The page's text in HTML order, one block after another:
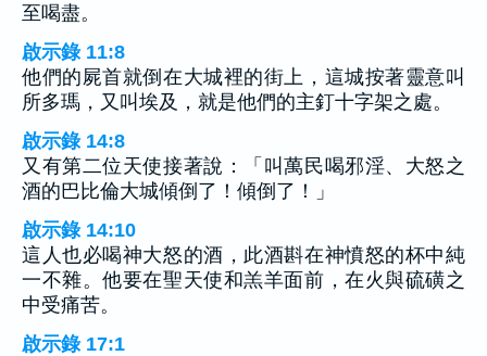
至喝盡。
啟示錄 11:8
他們的屍首就倒在大城裡的街上，這城按著靈意叫
所多瑪，又叫埃及，就是他們的主釘十字架之處。
啟示錄 14:8
又有第二位天使接著說：「叫萬民喝邪淫、大怒之
酒的巴比倫大城傾倒了！傾倒了！」
啟示錄 14:10
這人也必喝神大怒的酒，此酒斟在神憤怒的杯中純
一不雜。他要在聖天使和羔羊面前，在火與硫磺之
中受痛苦。
啟示錄 17:1